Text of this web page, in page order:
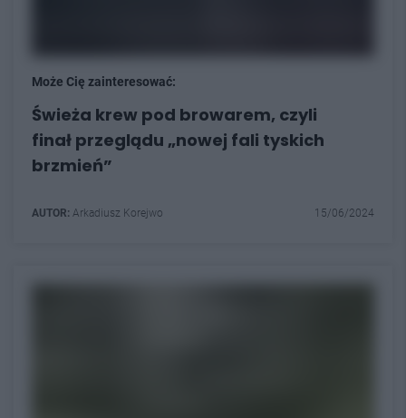
Może Cię zainteresować:
Świeża krew pod browarem, czyli
finał przeglądu „nowej fali tyskich
brzmień”
AUTOR: Arkadiusz Korejwo 15/06/2024